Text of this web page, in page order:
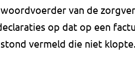
van de
op dat op een
vermeld die niet